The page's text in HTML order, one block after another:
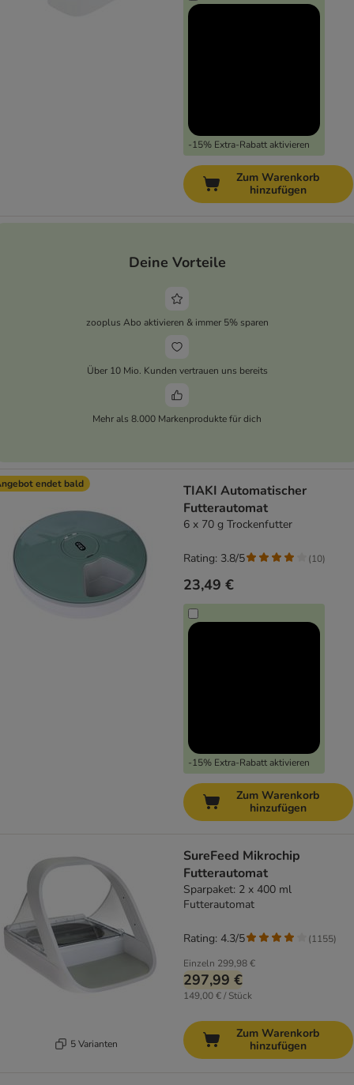
-15% Extra-Rabatt aktivieren
Zum Warenkorb
hinzufügen
Deine Vorteile
zooplus Abo aktivieren & immer 5% sparen
Über 10 Mio. Kunden vertrauen uns bereits
Mehr als 8.000 Markenprodukte für dich
endet bald
TIAKI Automatischer
Futterautomat
6 x 70 g Trockenfutter
23,49 €
-15% Extra-Rabatt aktivieren
Rating: 3.8/5 (10)
Zum Warenkorb
hinzufügen
5 Varianten
SureFeed Mikrochip
Futterautomat
Sparpaket: 2 x 400 ml
Futterautomat
Einzeln 299,98 €
297,99 €
149,00 € / Stück
Rating: 4.3/5 (1155)
Zum Warenkorb
hinzufügen